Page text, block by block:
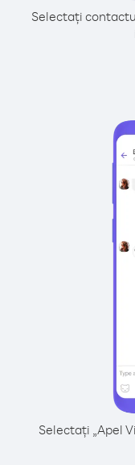
Selectați
Selectați „Apel